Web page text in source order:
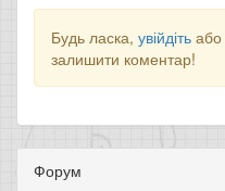
Будь ласка, увійдіть або
залишити коментар!
Форум